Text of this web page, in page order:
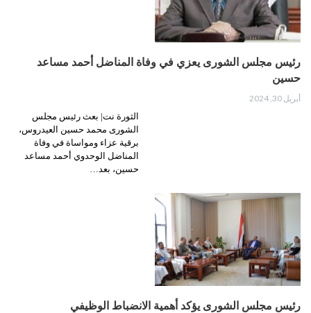
رئيس مجلس الشورى يعزي في وفاة المناضل أحمد مساعد
حسين
أبريل 30, 2024
الثورة نت| بعث رئيس مجلس
الشورى محمد حسين العيدروس،
برقية عزاء ومواساة في وفاة
المناضل الوحدوي أحمد مساعد
حسين، بعد…
رئيس مجلس الشورى يؤكد أهمية الانضباط الوظيفي